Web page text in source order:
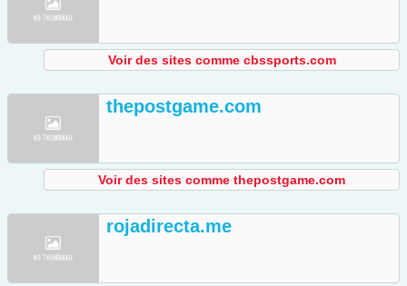
Voir des sites comme cbssports.com
thepostgame.com
Voir des sites comme thepostgame.com
rojadirecta.me